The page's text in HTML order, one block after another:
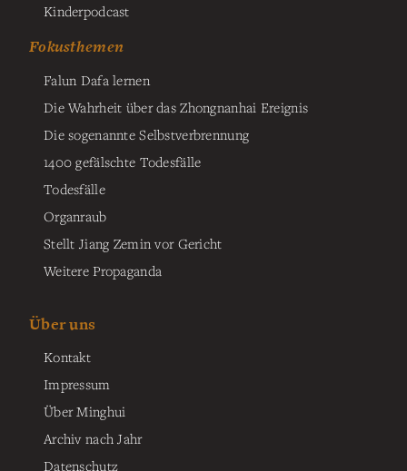
Kinderpodcast
Fokusthemen
Falun Dafa lernen
Die Wahrheit über das Zhongnanhai Ereignis
Die sogenannte Selbstverbrennung
1400 gefälschte Todesfälle
Todesfälle
Organraub
Stellt Jiang Zemin vor Gericht
Weitere Propaganda
Über uns
Kontakt
Impressum
Über Minghui
Archiv nach Jahr
Datenschutz